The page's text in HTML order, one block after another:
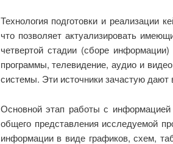
Технология подготовки и реализации
что позволяет актуализировать
четвертой стадии (сборе
программы, телевидение, аудио и
системы. Эти источники зачастую
Основной этап работы с
общего представления исследуемой
информации в виде графиков, схем,